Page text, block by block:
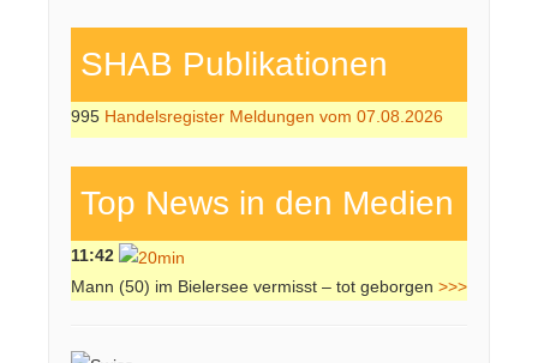
SHAB Publi­kati­onen
995 Handelsregister Meldungen vom 07.08.2026
Top News in den Medien
11:42
Mann (50) im Bielersee vermisst – tot geborgen >>>